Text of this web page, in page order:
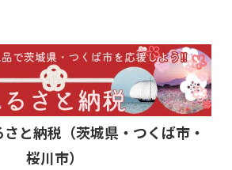
と納税（茨城県・つくば市・
桜川市）